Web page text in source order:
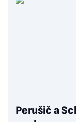
Perušič a